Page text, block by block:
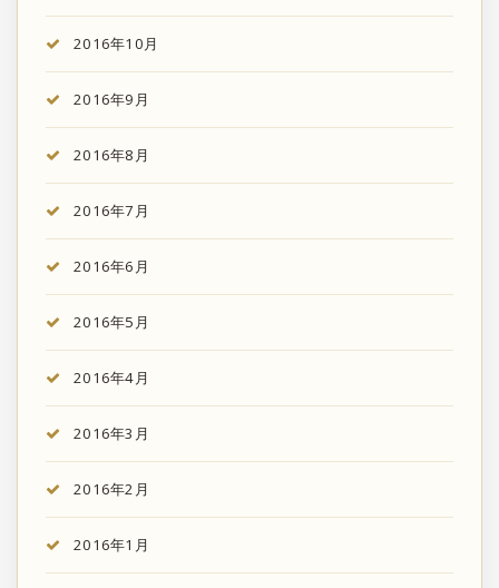
2016年10月
2016年9月
2016年8月
2016年7月
2016年6月
2016年5月
2016年4月
2016年3月
2016年2月
2016年1月